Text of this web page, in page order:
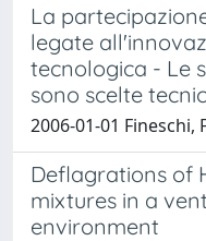
La
legate
tecnologica - Le
sono scelte
2006-01-01 Fineschi,
Deflagrations of
mixtures in a
environment